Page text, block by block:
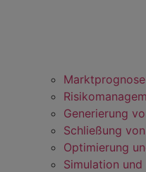
Generierung
Schließung
Optimierung
Simulation